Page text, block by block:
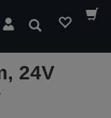
Søg
24V